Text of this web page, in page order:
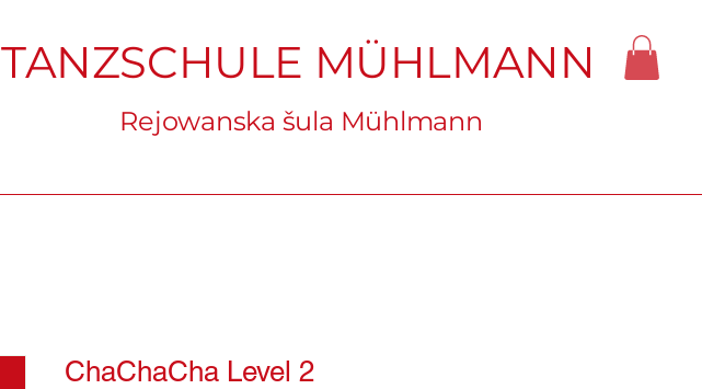
TANZSCHULE MÜHLMANN
Rejowanska šula Mühlmann
ChaChaCha Level 2